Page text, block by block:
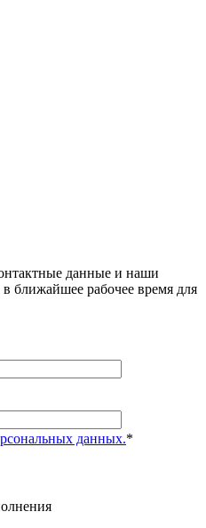
данные и наши
ближайшее рабочее время для
данных.*